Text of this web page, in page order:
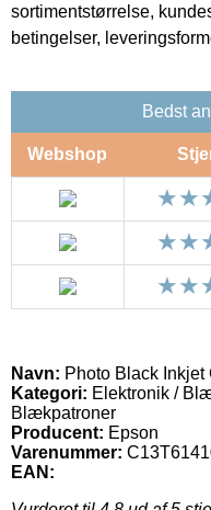
sortimentstørrelse,
betingelser,
Bedst
Webshop
Navn: Photo Black
Kategori: Elektronik /
Blækpatroner
Producent: Epson
Varenummer:
EAN: